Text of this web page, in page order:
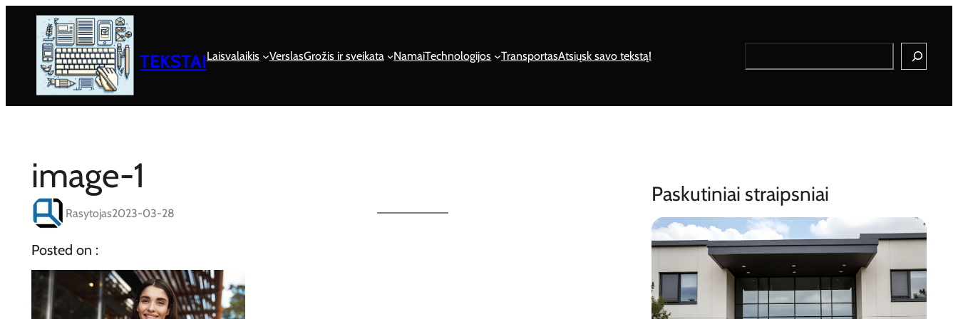
TEKSTAILaisvalaikis VerslasGrožis ir sveikata NamaiTechnologijos TransportasAtsiųsk savo tekstą!
Search
image-1
Rasytojas2023-03-28
Posted on :
Paskutiniai straipsniai